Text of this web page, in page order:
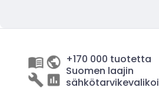
+170 000 tuotetta
Suomen laajin